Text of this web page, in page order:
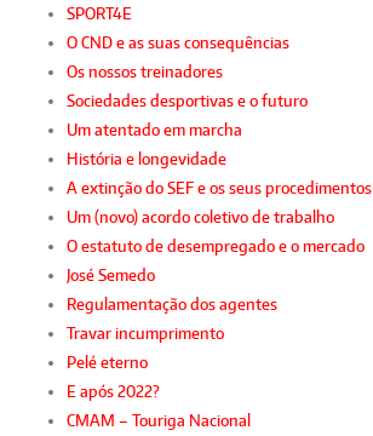
SPORT4E
O CND e as suas consequências
Os nossos treinadores
Sociedades desportivas e o futuro
Um atentado em marcha
História e longevidade
A extinção do SEF e os seus procedimentos
Um (novo) acordo coletivo de trabalho
O estatuto de desempregado e o mercado
José Semedo
Regulamentação dos agentes
Travar incumprimento
Pelé eterno
E após 2022?
CMAM – Touriga Nacional